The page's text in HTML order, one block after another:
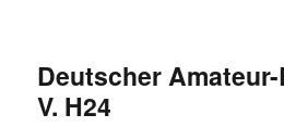
Deutscher
V. H24